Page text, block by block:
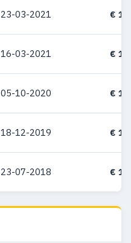
23-03-2021 €
16-03-2021 €
05-10-2020 €
18-12-2019 €
23-07-2018 €